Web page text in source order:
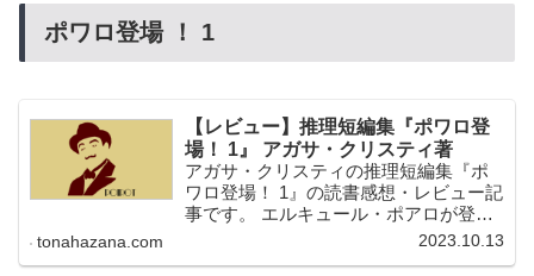
ポワロ登場 ！ 1
【レビュー】推理短編集『ポワロ登
場！ 1』 アガサ・クリスティ著
アガサ・クリスティの推理短編集『ポ
ワロ登場！ 1』の読書感想・レビュー記
事です。 エルキュール・ポアロが登場
する短編5篇が収録されています。
tonahazana.com 2023.10.13